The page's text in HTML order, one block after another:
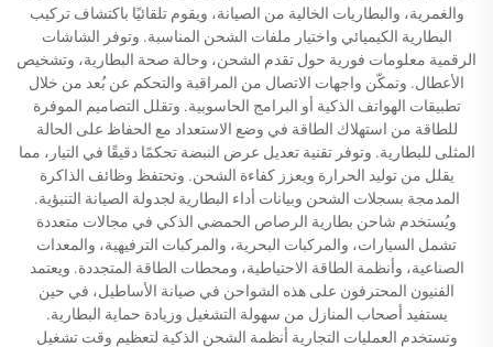
والغمرية، والبطاريات الخالية من الصيانة، ويقوم تلقائيًا باكتشاف تركيب
البطارية الكيميائي واختيار ملفات الشحن المناسبة. وتوفر الشاشات
الرقمية معلومات فورية حول تقدم الشحن، وحالة صحة البطارية، وتشخيص
الأعطال. وتمكّن واجهات الاتصال من المراقبة والتحكم عن بُعد من خلال
تطبيقات الهواتف الذكية أو البرامج الحاسوبية. وتقلل التصاميم الموفرة
للطاقة من استهلاك الطاقة في وضع الاستعداد مع الحفاظ على الحالة
المثلى للبطارية. وتوفر تقنية تعديل عرض النبضة تحكمًا دقيقًا في التيار، مما
يقلل من توليد الحرارة ويعزز كفاءة الشحن. وتحتفظ وظائف الذاكرة
المدمجة بسجلات الشحن وبيانات أداء البطارية لجدولة الصيانة التنبؤية.
ويُستخدم شاحن بطارية الرصاص الحمضي الذكي في مجالات متعددة
تشمل السيارات، والمركبات البحرية، والمركبات الترفيهية، والمعدات
الصناعية، وأنظمة الطاقة الاحتياطية، ومحطات الطاقة المتجددة. ويعتمد
الفنيون المحترفون على هذه الشواحن في صيانة الأساطيل، في حين
يستفيد أصحاب المنازل من سهولة التشغيل وزيادة حماية البطارية.
وتستخدم العمليات التجارية أنظمة الشحن الذكية لتعظيم وقت تشغيل